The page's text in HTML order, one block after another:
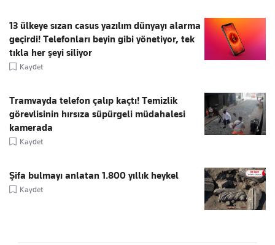
13 ülkeye sızan casus yazılım dünyayı alarma
geçirdi! Telefonları beyin gibi yönetiyor, tek
tıkla her şeyi siliyor
Kaydet
Tramvayda telefon çalıp kaçtı! Temizlik
görevlisinin hırsıza süpürgeli müdahalesi
kamerada
Kaydet
Şifa bulmayı anlatan 1.800 yıllık heykel
Kaydet